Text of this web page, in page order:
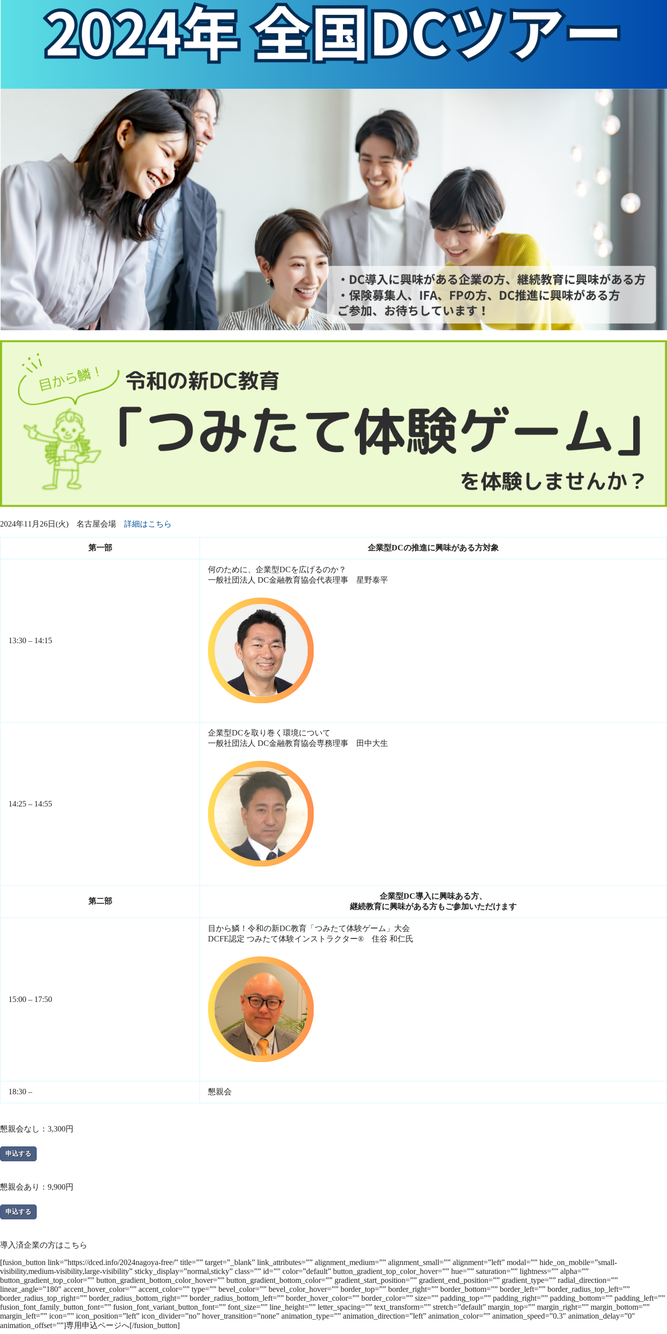
2024年11月26日(火) 名古屋会場 詳細はこちら
第一部 企業型DCの推進に興味がある方対象
13:30 – 14:15
何のために、企業型DCを広げるのか？
一般社団法人 DC金融教育協会代表理事 星野泰平
14:25 – 14:55
企業型DCを取り巻く環境について
一般社団法人 DC金融教育協会専務理事 田中大生
第二部
企業型DC導入に興味ある方、
継続教育に興味がある方もご参加いただけます
15:00 – 17:50
目から鱗！令和の新DC教育「つみたて体験ゲーム」大会
DCFE認定 つみたて体験インストラクター®️ 住谷 和仁氏
18:30 – 懇親会
懇親会なし：3,300円
申込する
懇親会あり：9,900円
申込する
導入済企業の方はこちら
[fusion_button link=”https://dced.info/2024nagoya-free/” title=”” target=”_blank” link_attributes=”” alignment_medium=”” alignment_small=”” alignment=”left” modal=”” hide_on_mobile=”small-
visibility,medium-visibility,large-visibility” sticky_display=”normal,sticky” class=”” id=”” color=”default” button_gradient_top_color_hover=”” hue=”” saturation=”” lightness=”” alpha=””
button_gradient_top_color=”” button_gradient_bottom_color_hover=”” button_gradient_bottom_color=”” gradient_start_position=”” gradient_end_position=”” gradient_type=”” radial_direction=””
linear_angle=”180″ accent_hover_color=”” accent_color=”” type=”” bevel_color=”” bevel_color_hover=”” border_top=”” border_right=”” border_bottom=”” border_left=”” border_radius_top_left=””
border_radius_top_right=”” border_radius_bottom_right=”” border_radius_bottom_left=”” border_hover_color=”” border_color=”” size=”” padding_top=”” padding_right=”” padding_bottom=”” padding_left=””
fusion_font_family_button_font=”” fusion_font_variant_button_font=”” font_size=”” line_height=”” letter_spacing=”” text_transform=”” stretch=”default” margin_top=”” margin_right=”” margin_bottom=””
margin_left=”” icon=”” icon_position=”left” icon_divider=”no” hover_transition=”none” animation_type=”” animation_direction=”left” animation_color=”” animation_speed=”0.3″ animation_delay=”0″
animation_offset=””]専用申込ページへ[/fusion_button]